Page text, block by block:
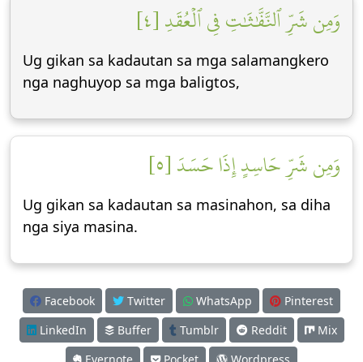
وَمِن شَرِّ ٱلنَّفَّٰثَٰتِ فِي ٱلۡعُقَدِ [٤]
Ug gikan sa kadautan sa mga salamangkero
nga naghuyop sa mga baligtos,
وَمِن شَرِّ حَاسِدٍ إِذَا حَسَدَ [٥]
Ug gikan sa kadautan sa masinahon, sa diha
nga siya masina.
Facebook Twitter WhatsApp
Pinterest
LinkedIn
Buffer Tumblr Reddit
Mix